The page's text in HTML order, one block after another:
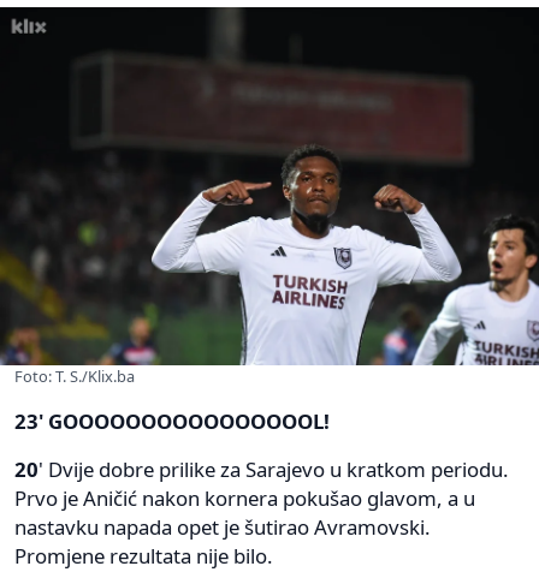
Foto: T. S./Klix.ba
23' GOOOOOOOOOOOOOOOOL!
20' Dvije dobre prilike za Sarajevo u kratkom periodu.
Prvo je Aničić nakon kornera pokušao glavom, a u
nastavku napada opet je šutirao Avramovski.
Promjene rezultata nije bilo.